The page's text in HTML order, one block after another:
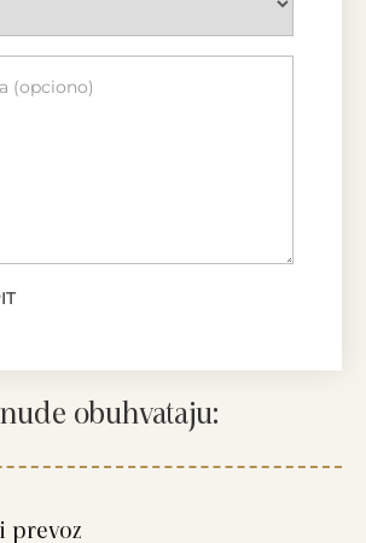
this field empty.
obuhvataju:
prevoz